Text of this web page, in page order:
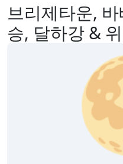
브리제타운,
승, 달하강 &